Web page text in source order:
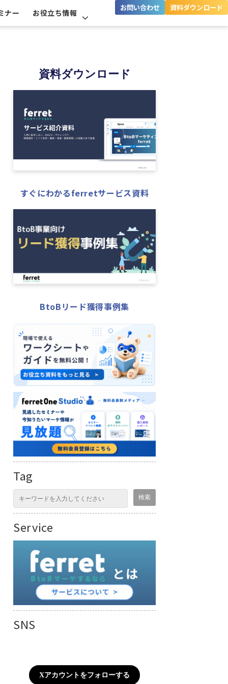
ナー お役立ち情報
お問い合わせ 資料ダウンロード
資料ダウンロード
すぐにわかるferretサービス資料
BtoBリード獲得事例集
Tag
Service
SNS
Xアカウントをフォローする